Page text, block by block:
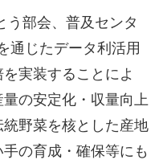
う部会、普及センタ
通じたデータ利活用
実装することによ
の安定化・収量向上
野菜を核とした産地
の育成・確保等にも